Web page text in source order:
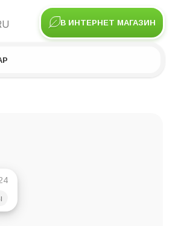
В ИНТЕРНЕТ МАГАЗИН